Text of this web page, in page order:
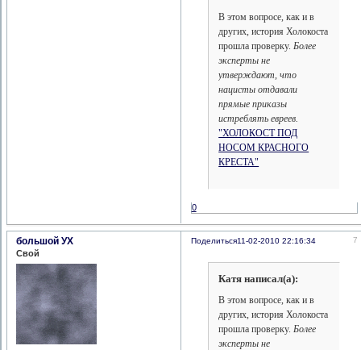
В этом вопросе, как и в
других, история Холокоста
прошла проверку.Более
эксперты не
утверждают, что
нацисты отдавали
прямые приказы
истреблять евреев.
"ХОЛОКОСТ ПОД
НОСОМ КРАСНОГО
КРЕСТА"
0
Поделиться 7
11-02-2010 22:16:34
большой УХ
Свой
Катя написал(а):
В этом вопросе, как и в
других, история Холокоста
прошла проверку.Более
эксперты не